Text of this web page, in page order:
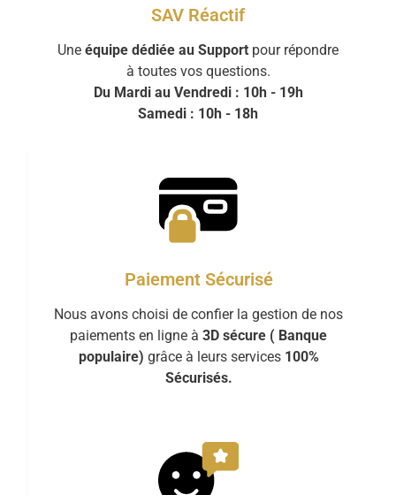
SAV Réactif
Une équipe dédiée au Support pour répondre
à toutes vos questions.
Du Mardi au Vendredi : 10h - 19h
Samedi : 10h - 18h
Paiement Sécurisé
Nous avons choisi de confier la gestion de nos
paiements en ligne à 3D sécure ( Banque
populaire) grâce à leurs services 100%
Sécurisés.